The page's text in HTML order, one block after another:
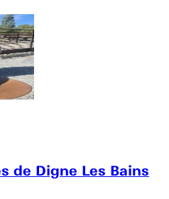
de Digne Les Bains